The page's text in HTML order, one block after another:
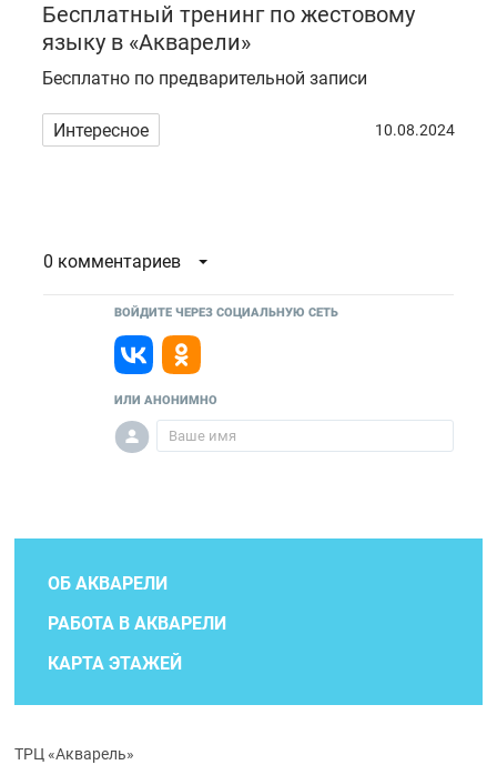
Бесплатный тренинг по жестовому
языку в «Акварели»
Бесплатно по предварительной записи
Интересное 10.08.2024
0 комментариев
ВОЙДИТЕ ЧЕРЕЗ СОЦИАЛЬНУЮ СЕТЬ
ИЛИ АНОНИМНО
ОБ АКВАРЕЛИ
РАБОТА В АКВАРЕЛИ
КАРТА ЭТАЖЕЙ
ТРЦ «Акварель»